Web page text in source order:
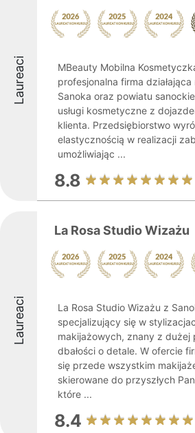
Laureaci
MBeauty Mobilna
profesjonalna firma
Sanoka oraz powiatu
usługi kosmetyczne z
klienta. Przedsiębiorstwo
elastycznością w realizacji
umożliwiając ...
8.8
Laureaci
La Rosa Studio Wizażu
La Rosa Studio Wizażu z
specjalizujący się w
makijażowych, znany z dużej
dbałości o detale. W ofercie
się przede wszystkim
skierowane do przyszłych
które ...
8.4